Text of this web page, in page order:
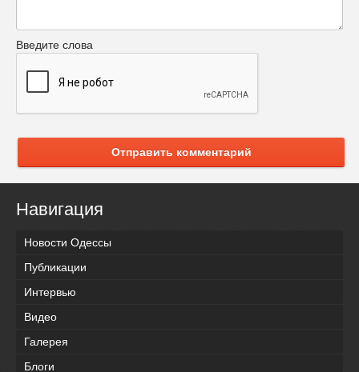
Введите слова
Отправить комментарий
Навигация
Новости Одессы
Публикации
Интервью
Видео
Галерея
Блоги